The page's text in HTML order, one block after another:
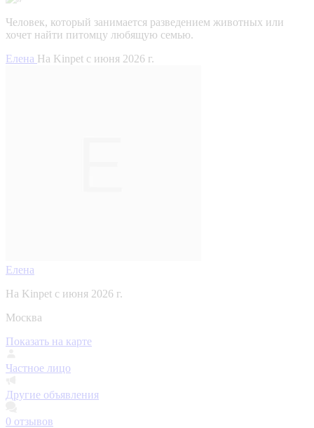
Человек, который занимается разведением животных или
хочет найти питомцу любящую семью.
Елена На Kinpet c июня 2026 г.
Елена
На Kinpet c июня 2026 г.
Москва
Показать на карте
Частное лицо
Другие объявления
0 отзывов